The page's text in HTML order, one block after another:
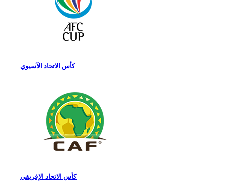
كأس الاتحاد الآسيوي
كأس الاتحاد الإفريقي